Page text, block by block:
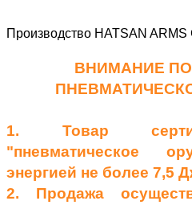
Производство HATSAN ARMS
ВНИМАНИЕ
1. Товар
"пневматическое
энергией не более 7,5
2. Продажа